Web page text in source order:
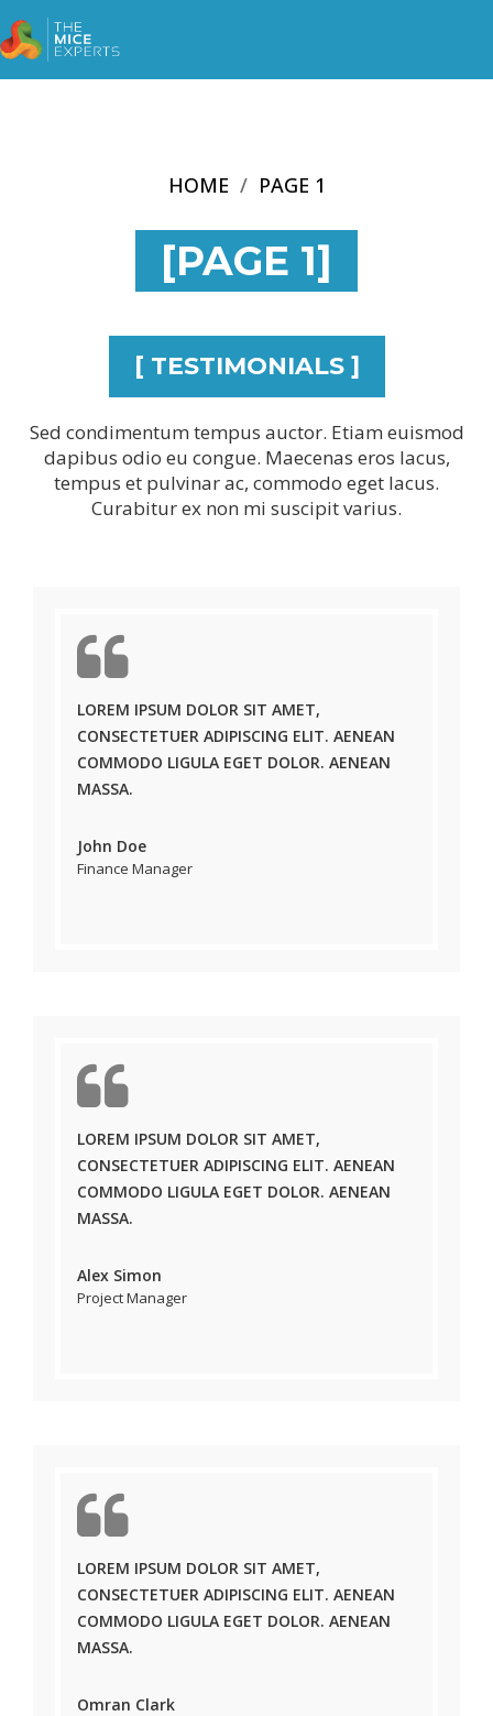
HOME PAGE 1
[PAGE 1]
[ TESTIMONIALS ]
Sed condimentum tempus auctor. Etiam euismod
dapibus odio eu congue. Maecenas eros lacus,
tempus et pulvinar ac, commodo eget lacus.
Curabitur ex non mi suscipit varius.
LOREM IPSUM DOLOR SIT AMET,
CONSECTETUER ADIPISCING ELIT. AENEAN
COMMODO LIGULA EGET DOLOR. AENEAN
MASSA.
John Doe
Finance Manager
LOREM IPSUM DOLOR SIT AMET,
CONSECTETUER ADIPISCING ELIT. AENEAN
COMMODO LIGULA EGET DOLOR. AENEAN
MASSA.
Alex Simon
Project Manager
LOREM IPSUM DOLOR SIT AMET,
CONSECTETUER ADIPISCING ELIT. AENEAN
COMMODO LIGULA EGET DOLOR. AENEAN
MASSA.
Omran Clark